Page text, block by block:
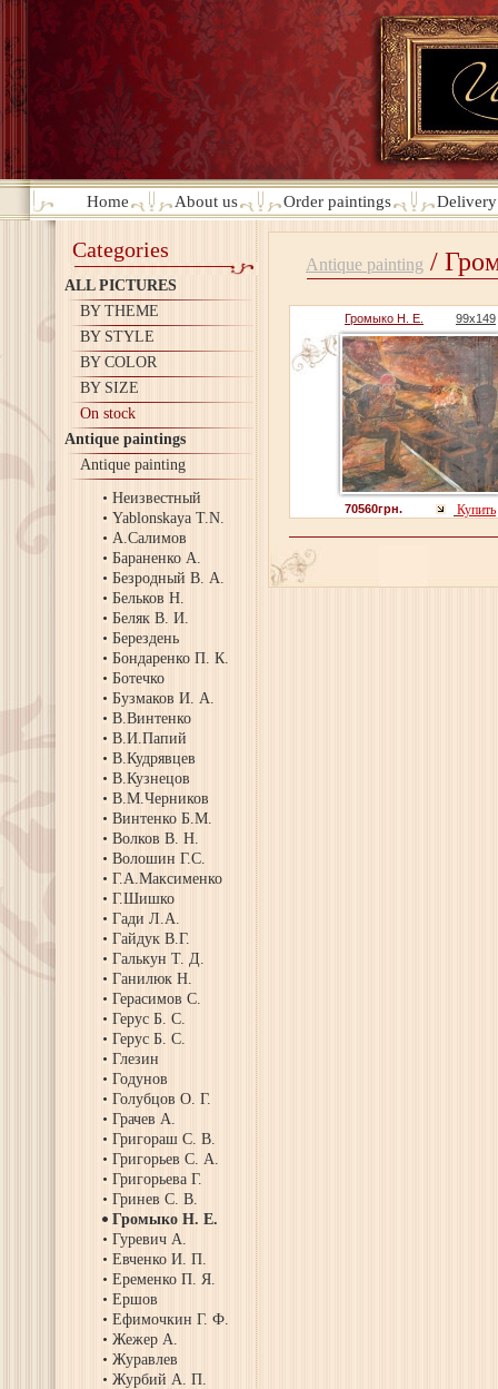
Home About us Order paintings
Categories
ALL PICTURES
BY THEME
BY STYLE
BY COLOR
BY SIZE
On stock
Antique paintings
Antique painting
Неизвестный
Yablonskaya T.N.
А.Салимов
Бараненко А.
Безродный В. А.
Бельков Н.
Беляк В. И.
Берездень
Бондаренко П. К.
Ботечко
Бузмаков И. А.
В.Винтенко
В.И.Папий
В.Кудрявцев
В.Кузнецов
В.М.Черников
Винтенко Б.М.
Волков В. Н.
Волошин Г.С.
Г.А.Максименко
Г.Шишко
Гади Л.А.
Гайдук В.Г.
Галькун Т. Д.
Ганилюк Н.
Герасимов С.
Герус Б. С.
Герус Б. С.
Глезин
Годунов
Голубцов О. Г.
Грачев А.
Григораш С. В.
Григорьев С. А.
Григорьева Г.
Гринев С. В.
Громыко Н. Е.
Гуревич А.
Евченко И. П.
Еременко П. Я.
Ершов
Ефимочкин Г. Ф.
Жежер А.
Журавлев
Журбий А. П.
Antique painting /
Громыко Н. Е. 99х149
70560грн. Купить